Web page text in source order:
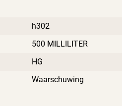
h302
500 MILLILITER
HG
Waarschuwing